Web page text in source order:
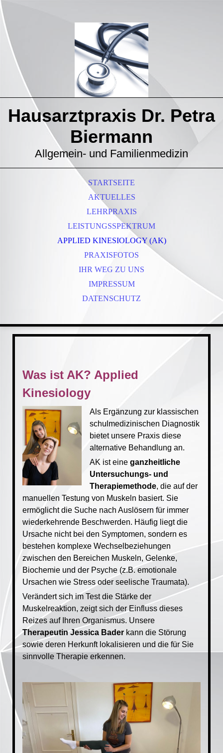
Hausarztpraxis Dr. Petra
Biermann
Allgemein- und Familienmedizin
STARTSEITE
AKTUELLES
LEHRPRAXIS
LEISTUNGSSPEKTRUM
APPLIED KINESIOLOGY (AK)
PRAXISFOTOS
IHR WEG ZU UNS
IMPRESSUM
DATENSCHUTZ
Was ist AK? Applied
Kinesiology
Als Ergänzung zur klassischen
schulmedizinischen Diagnostik
bietet unsere Praxis diese
alternative Behandlung an.
AK ist eine ganzheitliche
Untersuchungs- und
Therapiemethode, die auf der
manuellen Testung von Muskeln basiert. Sie
ermöglicht die Suche nach Auslösern für immer
wiederkehrende Beschwerden. Häufig liegt die
Ursache nicht bei den Symptomen, sondern es
bestehen komplexe Wechselbeziehungen
zwischen den Bereichen Muskeln, Gelenke,
Biochemie und der Psyche (z.B. emotionale
Ursachen wie Stress oder seelische Traumata).
Verändert sich im Test die Stärke der
Muskelreaktion, zeigt sich der Einfluss dieses
Reizes auf Ihren Organismus. Unsere
Therapeutin Jessica Baderkann die Störung
sowie deren Herkunft lokalisieren und die für Sie
sinnvolle Therapie erkennen.